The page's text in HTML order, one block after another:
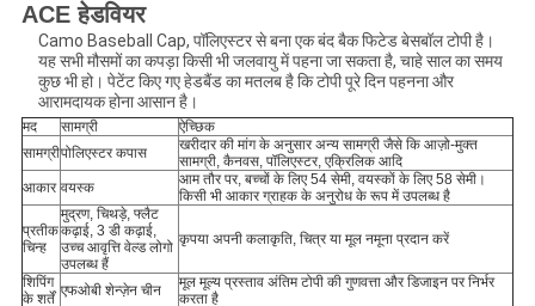
ACE हेडवियर
Camo Baseball Cap, पॉलिएस्टर से बना एक बंद बैक फिटेड बेसबॉल टोपी है।
यह सभी मौसमों का कपड़ा किसी भी जलवायु में पहना जा सकता है, चाहे साल का समय
कुछ भी हो। पेटेंट किए गए हेडबैंड का मतलब है कि टोपी पूरे दिन पहनना और
आरामदायक होना आसान है।
मद सामग्री
ऐच्छिक
सामग्रीपोलिएस्टर कपास
खरीदार की मांग के अनुसार अन्य सामग्री जैसे कि आज़ो-मुक्त
सामग्री, कैनवस, पॉलिएस्टर, एक्रिलिक आदि
आकार वयस्क
आम तौर पर, बच्चों के लिए 54 सेमी, वयस्कों के लिए 58 सेमी।
किसी भी आकार ग्राहक के अनुरोध के रूप में उपलब्ध है
प्रतीक
चिन्ह
मुद्रण, चिथड़े, फ्लैट
कढ़ाई, 3 डी कढ़ाई,
उच्च आवृत्ति वेल्ड लोगो
उपलब्ध हैं
कृपया अपनी कलाकृति, चित्र या मूल नमूना प्रदान करें
शिपिंग
के शर्तें एफओबी शेन्ज़ेन चीन
मूल मूल्य प्रस्ताव अंतिम टोपी की गुणवत्ता और डिजाइन पर निर्भर
करता है